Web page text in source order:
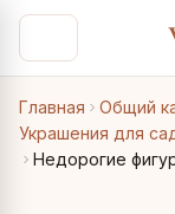
Главная Общий
Украшения для
Недорогие